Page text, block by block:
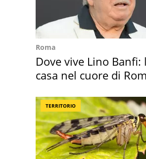
Roma
Dove vive Lino Banfi:
casa nel cuore di
TERRITORIO